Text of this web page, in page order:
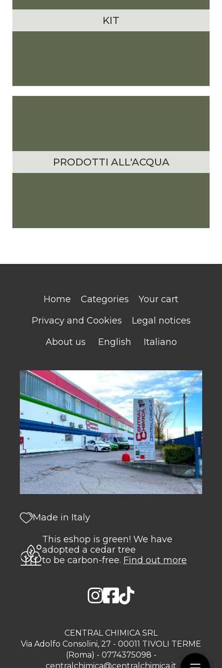
KIT
PRODOTTI ALL'ACQUA
Home Categories
Your cart
Privacy and Cookies
Legal notices
About us
English Italiano
Made in Italy
This eshop is green! We have
adopted a cedar tree
to be carbon-free. Find out more
CENTRAL CHIMICA SRL
Via Adolfo Consolini, 27 - 00011 TIVOLI TERME
(Roma) - 0774375098 -
centralchimica@centralchimica.it